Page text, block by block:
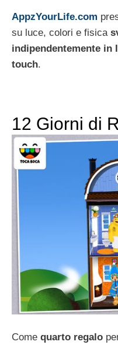
AppzYourLife.com
su luce, colori e fisica
indipendentemente in
touch.
12 Giorni di
Come quarto regalo